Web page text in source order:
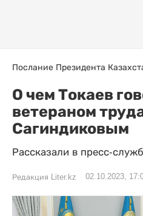
Послание Президента
О чем Токаев
ветераном
Сагиндиковым
Рассказали в пресс-
Редакция Liter.kz 02.10.2023,